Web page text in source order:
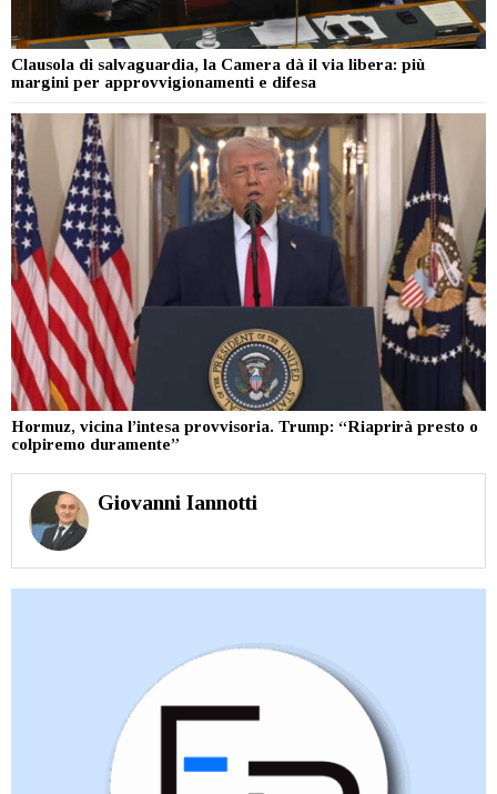
Clausola di salvaguardia, la Camera dà il via libera: più
margini per approvvigionamenti e difesa
Hormuz, vicina l’intesa provvisoria. Trump: “Riaprirà presto o
colpiremo duramente”
Giovanni Iannotti